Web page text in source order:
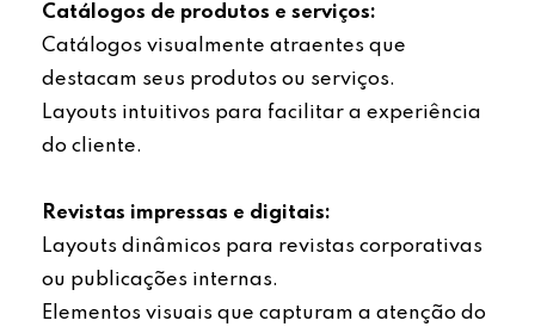
Catálogos de produtos e serviços:
Catálogos visualmente atraentes que
destacam seus produtos ou serviços.
Layouts intuitivos para facilitar a experiência
do cliente.
Revistas impressas e digitais:
Layouts dinâmicos para revistas corporativas
ou publicações internas.
Elementos visuais que capturam a atenção do